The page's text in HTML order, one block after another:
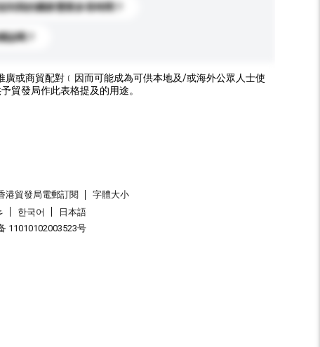
到我的國家需要多長時間？
誌嗎？
或商貿配對﹝因而可能成為可供本地及/或海外公眾人士使
貿發局作此表格提及的用途。
港貿發局電郵訂閱
字體大小
한국어
日本語
11010102003523号